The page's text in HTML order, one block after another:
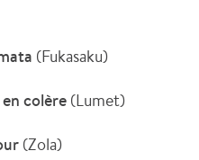
(Fukasaku)
colère (Lumet)
(Zola)